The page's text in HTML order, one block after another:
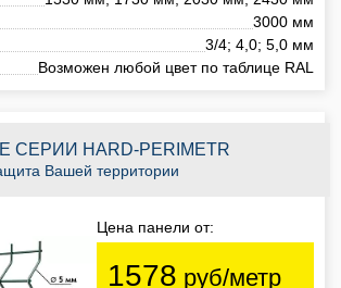
3000 мм
3/4; 4,0; 5,0 мм
Возможен любой цвет по таблице RAL
HARD-PERIMETR
Вашей территории
Цена панели от:
1578 руб/метр